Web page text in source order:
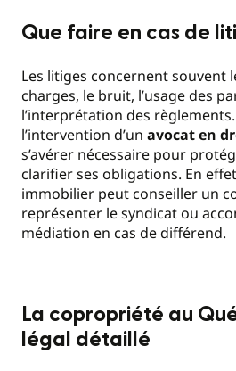
Que faire en cas de
Les litiges concernent souvent
charges, le bruit, l’usage des
l’interprétation des
l’intervention d’un avocat en
s’avérer nécessaire pour
clarifier ses obligations. En
immobilier peut conseiller un
représenter le syndicat ou
médiation en cas de différend.
La copropriété au
légal détaillé